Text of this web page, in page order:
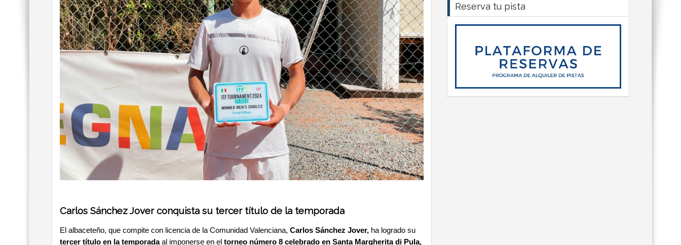
Carlos Sánchez Jover conquista su tercer título de la temporada
El albaceteño, que compite con licencia de la Comunidad Valenciana, Carlos Sánchez Jover, ha logrado su
tercer título en la temporadaal imponerse en el torneo número 8 celebrado en Santa Margherita di Pula,
Reserva tu pista